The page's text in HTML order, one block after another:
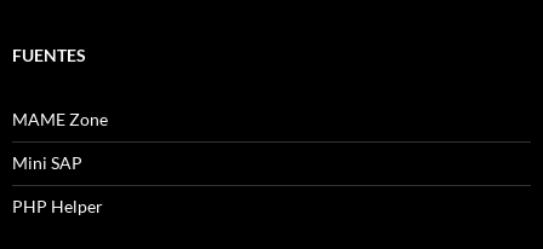
FUENTES
MAME Zone
Mini SAP
PHP Helper